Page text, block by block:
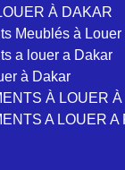
À DAKAR
Meublés à Louer
a louer a Dakar
à Dakar
À LOUER À
A LOUER A